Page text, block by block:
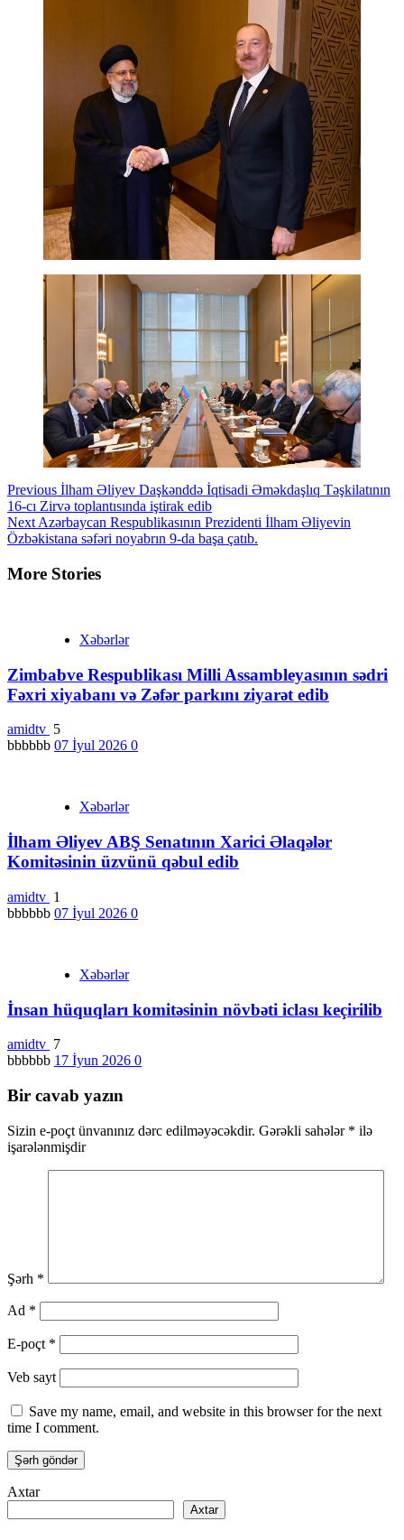
Continue
Reading
Previous İlham Əliyev Daşkənddə İqtisadi Əməkdaşlıq Təşkilatının
16-cı Zirvə toplantısında iştirak edib
NextAzərbaycan Respublikasının Prezidenti İlham Əliyevin
Özbəkistana səfəri noyabrın 9-da başa çatıb.
More Stories
Xəbərlər
Zimbabve Respublikası Milli Assambleyasının sədri
Fəxri xiyabanı və Zəfər parkını ziyarət edib
amidtv 5
bbbbbb 07 İyul 2026 0
Xəbərlər
İlham Əliyev ABŞ Senatının Xarici Əlaqələr
Komitəsinin üzvünü qəbul edib
amidtv 1
bbbbbb 07 İyul 2026 0
Xəbərlər
İnsan hüquqları komitəsinin növbəti iclası keçirilib
amidtv 7
bbbbbb 17 İyun 2026 0
Bir cavab yazın
Sizin e-poçt ünvanınız dərc edilməyəcəkdir. Gərəkli sahələr * ilə
işarələnmişdir
Şərh *
Ad *
E-poçt *
Veb sayt
Save my name, email, and website in this browser for the next
time I comment.
Axtar
Axtar